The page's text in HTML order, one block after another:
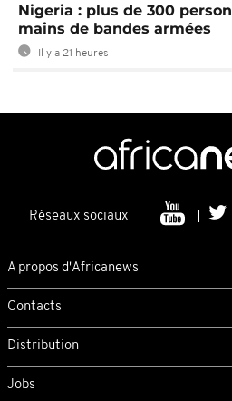
Nigeria : plus de 300
mains de bandes armées
Il y a 21 heures
Réseaux sociaux
A propos d'Africanews
Contacts
Distribution
Jobs